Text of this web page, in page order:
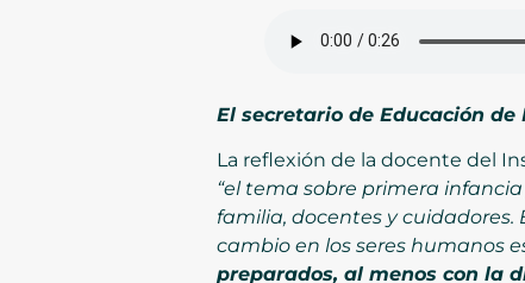
El secretario de Educación
La reflexión de la docente del
“el tema sobre primera
familia, docentes y
cambio en los seres humanos
preparados, al menos con la